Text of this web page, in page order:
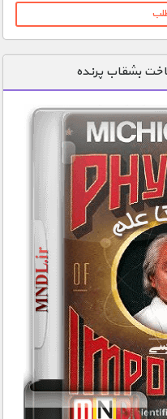
بشقاب پرنده